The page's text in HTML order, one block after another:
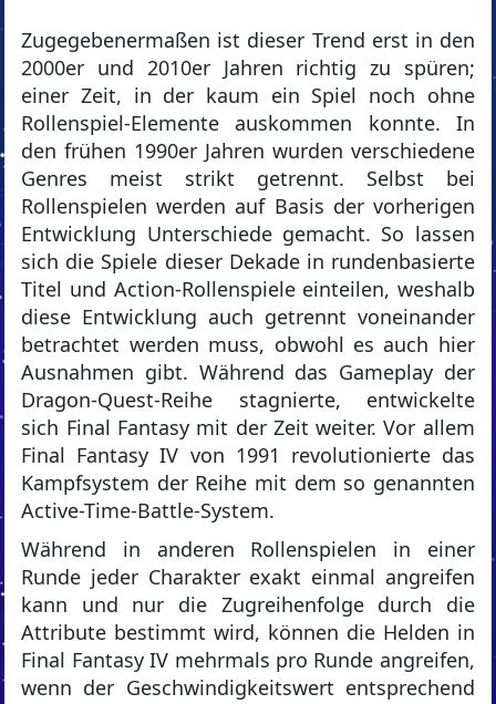
Zugegebenermaßen ist dieser Trend erst in den
2000er und 2010er Jahren richtig zu spüren;
einer Zeit, in der kaum ein Spiel noch ohne
Rollenspiel-Elemente auskommen konnte. In
den frühen 1990er Jahren wurden verschiedene
Genres meist strikt getrennt. Selbst bei
Rollenspielen werden auf Basis der vorherigen
Entwicklung Unterschiede gemacht. So lassen
sich die Spiele dieser Dekade in rundenbasierte
Titel und Action-Rollenspiele einteilen, weshalb
diese Entwicklung auch getrennt voneinander
betrachtet werden muss, obwohl es auch hier
Ausnahmen gibt. Während das Gameplay der
Dragon-Quest-Reihe stagnierte, entwickelte
sich Final Fantasy mit der Zeit weiter. Vor allem
Final Fantasy IV von 1991 revolutionierte das
Kampfsystem der Reihe mit dem so genannten
Active-Time-Battle-System.
Während in anderen Rollenspielen in einer
Runde jeder Charakter exakt einmal angreifen
kann und nur die Zugreihenfolge durch die
Attribute bestimmt wird, können die Helden in
Final Fantasy IV mehrmals pro Runde angreifen,
wenn der Geschwindigkeitswert entsprechend